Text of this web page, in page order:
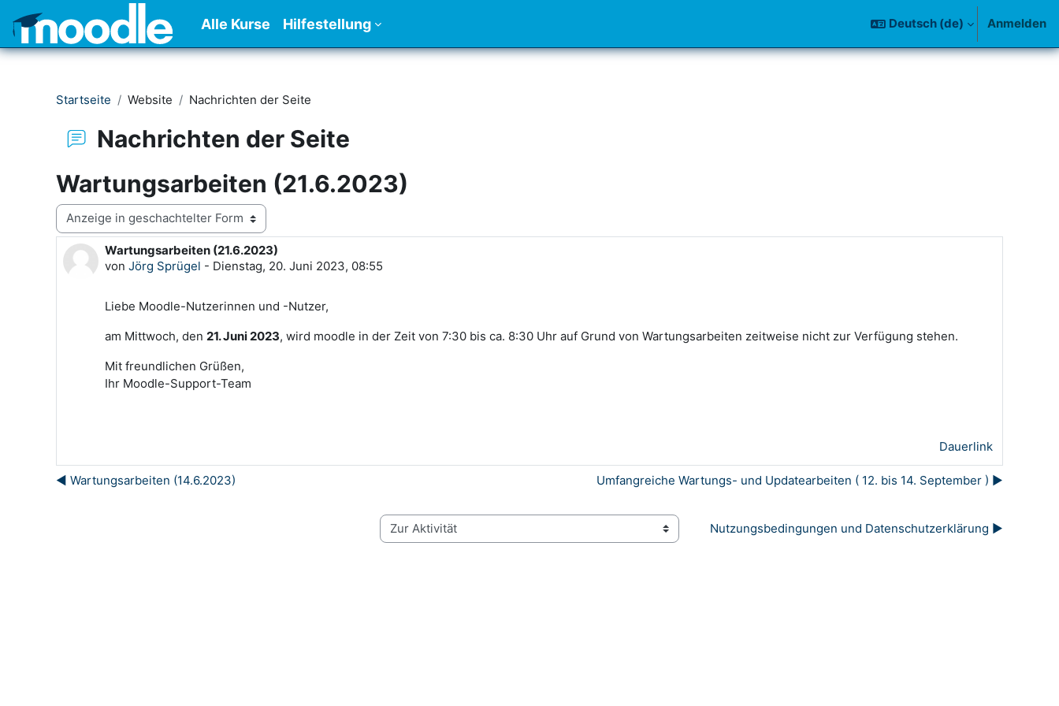
Alle Kurse Hilfestellung Deutsch ‎(de)‎ Anmelden
Startseite Website Nachrichten der Seite
Nachrichten der Seite
Wartungsarbeiten (21.6.2023)
Anzeigemodus
Wartungsarbeiten (21.6.2023)
von Jörg Sprügel - Dienstag, 20. Juni 2023, 08:55
Anzahl Antworten: 0
Liebe Moodle-Nutzerinnen und -Nutzer,
am Mittwoch, den 21. Juni 2023, wird moodle in der Zeit von 7:30 bis ca. 8:30 Uhr auf Grund von Wartungsarbeiten zeitweise nicht zur Verfügung stehen.
Mit freundlichen Grüßen,
Ihr Moodle-Support-Team
Dauerlink
◀︎ Wartungsarbeiten (14.6.2023) Umfangreiche Wartungs- und Updatearbeiten ( 12. bis 14. September ) ▶︎
Zur Aktivität Nutzungsbedingungen und Datenschutzerklärung ▶︎